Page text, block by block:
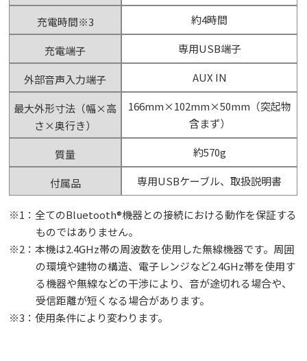
充電時間※3 約4時間
充電端子 専用USB端子
外部音声入力端子 AUX IN
最大外形寸法（幅×高
さ×奥行き）
166mm×102mm×50mm（突起物
含まず）
質量 約570g
付属品 専用USBケーブル、取扱説明書
※1：全てのBluetooth®機器との接続における動作を保証する
ものではありません。
※2：本機は2.4GHz帯の周波数を使用した無線機器です。周囲
の環境や建物の構造、電子レンジなど2.4GHz帯を使用す
る機器や無線などの干渉により、音が途切れる場合や、
受信距離が短くなる場合があります。
※3：使用条件により変わります。